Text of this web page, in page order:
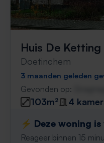
Huis De Ketting
Doetinchem
3 maanden geleden
Gevonden op:
103m²
4
⚡️ Deze woning
Reageer binnen 15